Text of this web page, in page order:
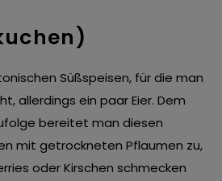
Süßspeisen, für die man
allerdings ein paar Eier. Dem
bereitet man diesen
mit getrockneten Pflaumen zu,
oder Kirschen schmecken